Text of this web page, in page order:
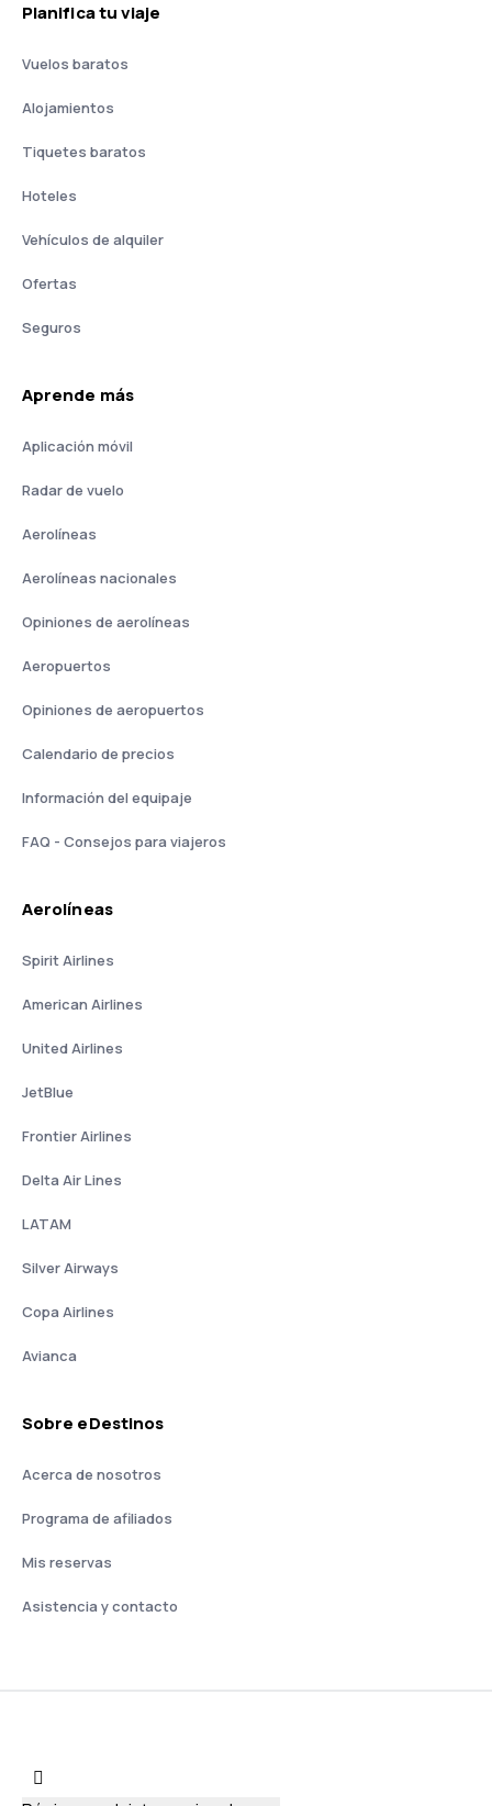
Planifica tu viaje
Vuelos baratos
Alojamientos
Tiquetes baratos
Hoteles
Vehículos de alquiler
Ofertas
Seguros
Aprende más
Aplicación móvil
Radar de vuelo
Aerolíneas
Aerolíneas nacionales
Opiniones de aerolíneas
Aeropuertos
Opiniones de aeropuertos
Calendario de precios
Información del equipaje
FAQ - Consejos para viajeros
Aerolíneas
Spirit Airlines
American Airlines
United Airlines
JetBlue
Frontier Airlines
Delta Air Lines
LATAM
Silver Airways
Copa Airlines
Avianca
Sobre eDestinos
Acerca de nosotros
Programa de afiliados
Mis reservas
Asistencia y contacto